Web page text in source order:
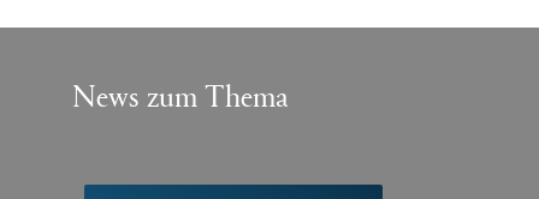
News zum Thema